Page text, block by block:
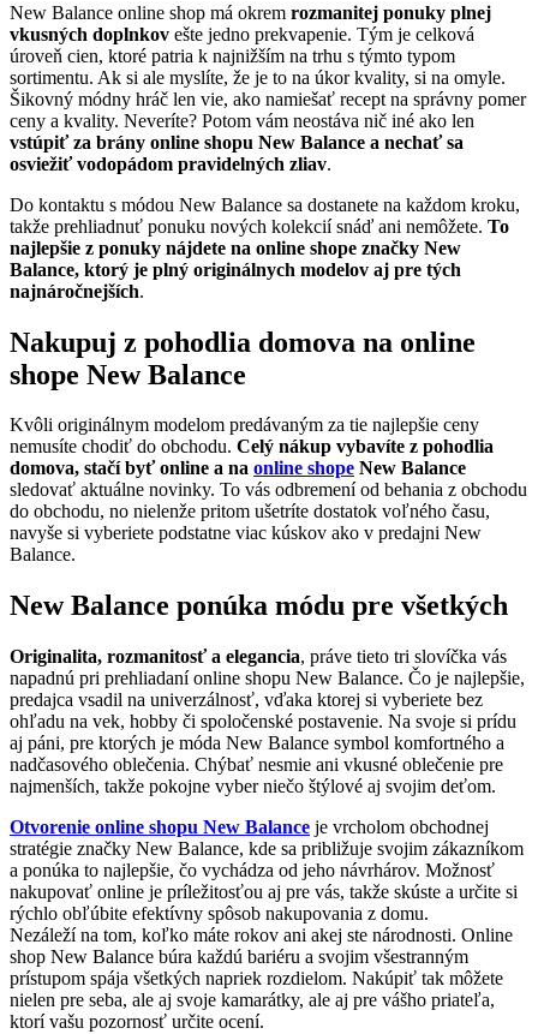
New Balance online shop má okrem rozmanitej ponuky plnej
vkusných doplnkov ešte jedno prekvapenie. Tým je celková
úroveň cien, ktoré patria k najnižším na trhu s týmto typom
sortimentu. Ak si ale myslíte, že je to na úkor kvality, si na omyle.
Šikovný módny hráč len vie, ako namiešať recept na správny pomer
ceny a kvality. Neveríte? Potom vám neostáva nič iné ako len
vstúpiť za brány online shopu New Balance a nechať sa
osviežiť vodopádom pravidelných zliav.
Do kontaktu s módou New Balance sa dostanete na každom kroku,
takže prehliadnuť ponuku nových kolekcií snáď ani nemôžete. To
najlepšie z ponuky nájdete na online shope značky New
Balance, ktorý je plný originálnych modelov aj pre tých
najnáročnejších.
Nakupuj z pohodlia domova na online
shope New Balance
Kvôli originálnym modelom predávaným za tie najlepšie ceny
nemusíte chodiť do obchodu. Celý nákup vybavíte z pohodlia
domova, stačí byť online a na online shope New Balance
sledovať aktuálne novinky. To vás odbremení od behania z obchodu
do obchodu, no nielenže pritom ušetríte dostatok voľného času,
navyše si vyberiete podstatne viac kúskov ako v predajni New
Balance.
New Balance ponúka módu pre všetkých
Originalita, rozmanitosť a elegancia, práve tieto tri slovíčka vás
napadnú pri prehliadaní online shopu New Balance. Čo je najlepšie,
predajca vsadil na univerzálnosť, vďaka ktorej si vyberiete bez
ohľadu na vek, hobby či spoločenské postavenie. Na svoje si prídu
aj páni, pre ktorých je móda New Balance symbol komfortného a
nadčasového oblečenia. Chýbať nesmie ani vkusné oblečenie pre
najmenších, takže pokojne vyber niečo štýlové aj svojim deťom.
Otvorenie online shopu New Balance je vrcholom obchodnej
stratégie značky New Balance, kde sa približuje svojim zákazníkom
a ponúka to najlepšie, čo vychádza od jeho návrhárov. Možnosť
nakupovať online je príležitosťou aj pre vás, takže skúste a určite si
rýchlo obľúbite efektívny spôsob nakupovania z domu.
Nezáleží na tom, koľko máte rokov ani akej ste národnosti. Online
shop New Balance búra každú bariéru a svojim všestranným
prístupom spája všetkých napriek rozdielom. Nakúpiť tak môžete
nielen pre seba, ale aj svoje kamarátky, ale aj pre vášho priateľa,
ktorí vašu pozornosť určite ocení.